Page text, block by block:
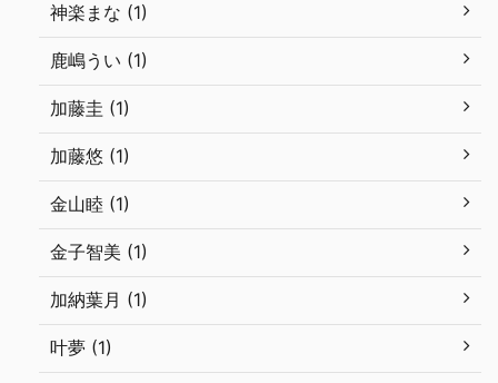
神楽まな (1)
鹿嶋うい (1)
加藤圭 (1)
加藤悠 (1)
金山睦 (1)
金子智美 (1)
加納葉月 (1)
叶夢 (1)